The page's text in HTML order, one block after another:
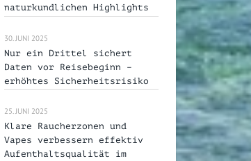
naturkundlichen Highlights
30. JUNI 2025
Nur ein Drittel sichert
Daten vor Reisebeginn –
erhöhtes Sicherheitsrisiko
25. JUNI 2025
Klare Raucherzonen und
Vapes verbessern effektiv
Aufenthaltsqualität im